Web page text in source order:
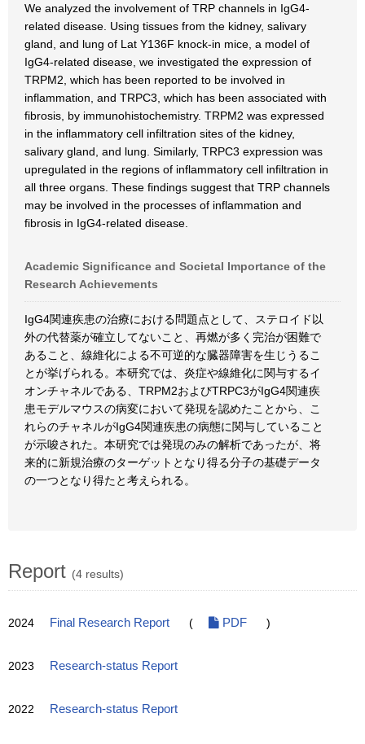
We analyzed the involvement of TRP channels in IgG4-
related disease. Using tissues from the kidney, salivary
gland, and lung of Lat Y136F knock-in mice, a model of
IgG4-related disease, we investigated the expression of
TRPM2, which has been reported to be involved in
inflammation, and TRPC3, which has been associated with
fibrosis, by immunohistochemistry. TRPM2 was expressed
in the inflammatory cell infiltration sites of the kidney,
salivary gland, and lung. Similarly, TRPC3 expression was
upregulated in the regions of inflammatory cell infiltration in
all three organs. These findings suggest that TRP channels
may be involved in the processes of inflammation and
fibrosis in IgG4-related disease.
Academic Significance and Societal Importance of the
Research Achievements
IgG4関連疾患の治療における問題点として、ステロイド以
外の代替薬が確立してないこと、再燃が多く完治が困難で
あること、線維化による不可逆的な臓器障害を生じうるこ
とが挙げられる。本研究では、炎症や線維化に関与するイ
オンチャネルである、TRPM2およびTRPC3がIgG4関連疾
患モデルマウスの病変において発現を認めたことから、こ
れらのチャネルがIgG4関連疾患の病態に関与していること
が示唆された。本研究では発現のみの解析であったが、将
来的に新規治療のターゲットとなり得る分子の基礎データ
の一つとなり得たと考えられる。
Report (4 results)
2024 Final Research Report ( PDF )
2023 Research-status Report
2022 Research-status Report